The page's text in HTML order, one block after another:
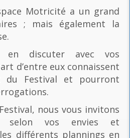
Motricité a un grand
; mais également la
en discuter avec vos
d’entre eux connaissent
du Festival et pourront
nous vous invitons
selon vos envies et
différents plannings en